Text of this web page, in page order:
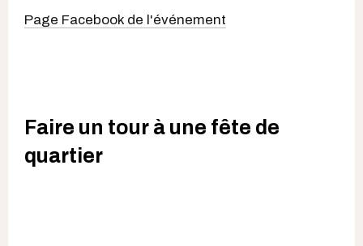
Page Facebook de l'événement
Faire un tour à une fête de
quartier